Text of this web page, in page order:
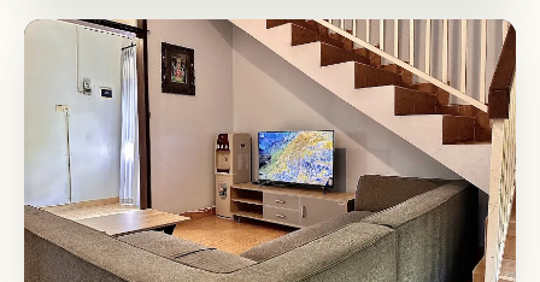
Villa Brown Sugar
Убуд, Бали
+85.2% ROI